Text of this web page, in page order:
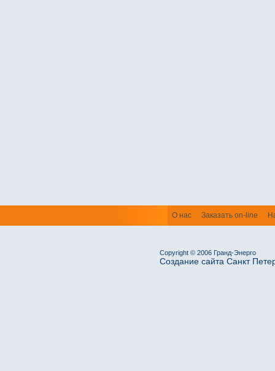
О нас Заказать on-line
Copyright © 2006 Гранд-Энерго
Создание сайта Санкт